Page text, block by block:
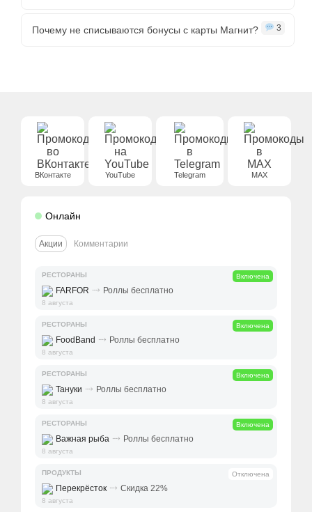
Почему не списываются бонусы с карты Магнит? 3
ВКонтакте YouTube Telegram MAX
Онлайн
Акции Комментарии
РЕСТОРАНЫ Включена
FARFOR ⤑ Роллы бесплатно
8 августа
РЕСТОРАНЫ Включена
FoodBand ⤑ Роллы бесплатно
8 августа
РЕСТОРАНЫ Включена
Тануки ⤑ Роллы бесплатно
8 августа
РЕСТОРАНЫ Включена
Важная рыба ⤑ Роллы бесплатно
8 августа
ПРОДУКТЫ Отключена
Перекрёсток ⤑ Скидка 22%
8 августа